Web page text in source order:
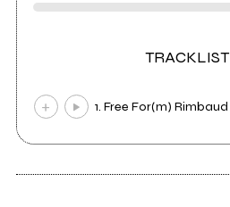
TRACKLIST
1. Free For(m) Rimbaud